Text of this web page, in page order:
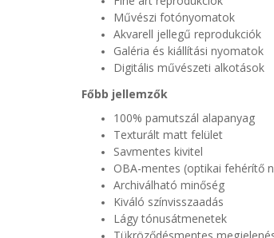
Művészi fotónyomatok
Akvarell jellegű reprodukciók
Galéria és kiállítási nyomatok
Digitális művészeti alkotások
Főbb jellemzők
100% pamutszál alapanyag
Texturált matt felület
Savmentes kivitel
OBA-mentes (optikai fehérítő
Archiválható minőség
Kiváló színvisszaadás
Lágy tónusátmenetek